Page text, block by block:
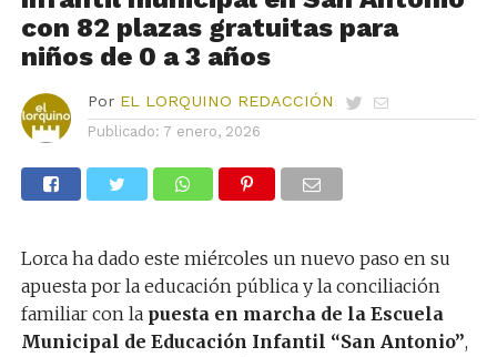
con 82 plazas gratuitas para
niños de 0 a 3 años
Por EL LORQUINO REDACCIÓN
Publicado: 7 enero, 2026
Lorca ha dado este miércoles un nuevo paso en su
apuesta por la educación pública y la conciliación
familiar con la puesta en marcha de la Escuela
Municipal de Educación Infantil “San Antonio”,